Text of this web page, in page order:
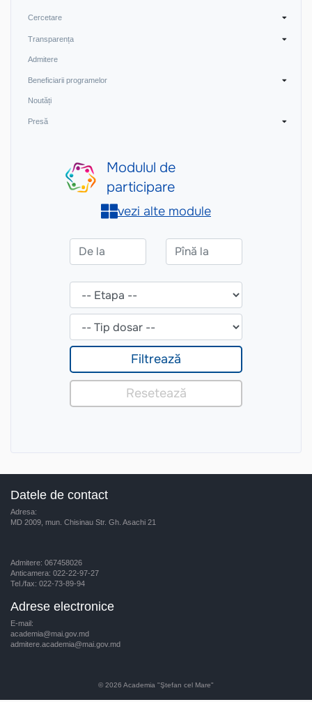
Cercetare
Transparența
Admitere
Beneficiarii programelor
Noutăți
Presă
Datele de contact
Adresa:
MD 2009, mun. Chisinau Str. Gh. Asachi 21
Admitere: 067458026
Anticamera: 022-22-97-27
Tel./fax: 022-73-89-94
Adrese electronice
E-mail:
academia@mai.gov.md
admitere.academia@mai.gov.md
© 2026 Academia "Ştefan cel Mare"